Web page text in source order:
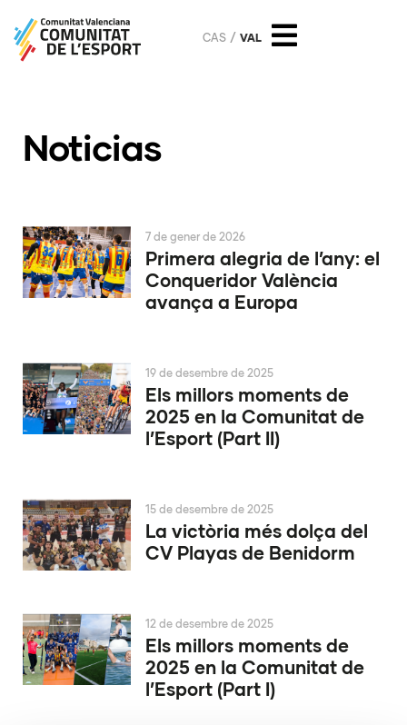
CAS VAL
Noticias
Primera alegria de l’any: el
Conqueridor València
avança a Europa
7 de gener de 2026
Els millors moments de
2025 en la Comunitat de
l’Esport (Part II)
19 de desembre de 2025
La victòria més dolça del
CV Playas de Benidorm
15 de desembre de 2025
Els millors moments de
2025 en la Comunitat de
l’Esport (Part I)
12 de desembre de 2025